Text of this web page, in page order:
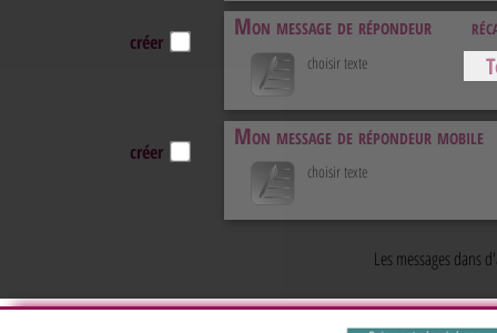
créer
Mon message de répondeur
choisir texte
créer
Mon message de répondeur mobile
choisir texte
Les messages dans